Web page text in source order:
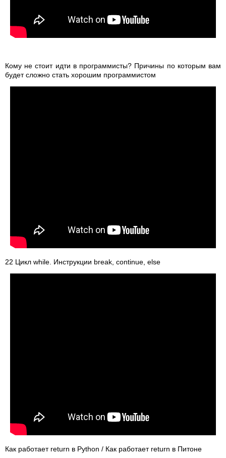
Кому не стоит идти в программисты? Причины по которым вам
будет сложно стать хорошим программистом
22 Цикл while. Инструкции break, continue, else
Как работает return в Python / Как работает return в Питоне